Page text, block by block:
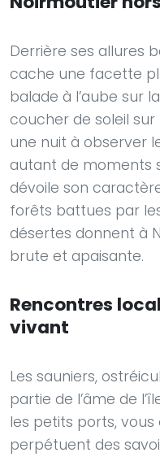
Derrière ses allures
cache une facette
balade à l’aube sur
coucher de soleil sur
une nuit à observer
autant de moments
dévoile son
forêts battues par
désertes donnent à
brute et apaisante.
Rencontres
vivant
Les sauniers,
partie de l’âme de
les petits ports, vous
perpétuent des